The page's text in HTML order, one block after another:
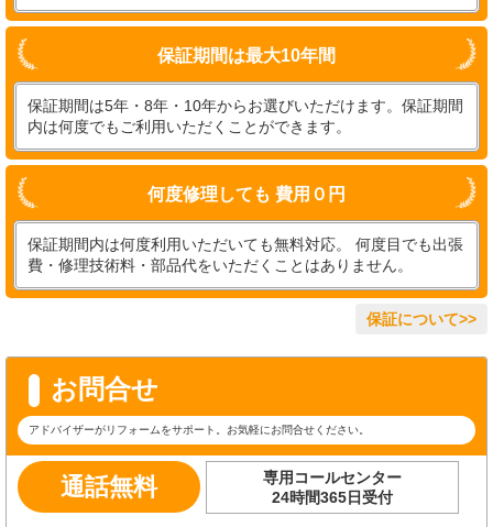
保証期間は最大10年間
保証期間は5年・8年・10年からお選びいただけます。保証期間
内は何度でもご利用いただくことができます。
何度修理しても 費用０円
保証期間内は何度利用いただいても無料対応。 何度目でも出張
費・修理技術料・部品代をいただくことはありません。
保証について>>
お問合せ
アドバイザーがリフォームをサポート。お気軽にお問合せください。
通話無料
専用コールセンター
24時間365日受付